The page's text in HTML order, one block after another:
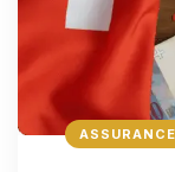
ASSURANCE